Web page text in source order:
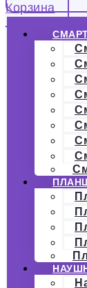
Корзина